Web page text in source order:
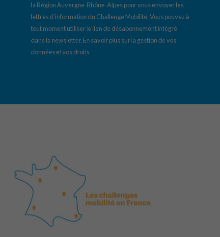
la Région Auvergne-Rhône-Alpes pour vous envoyer les
lettres d’information du Challenge Mobilité. Vous pouvez à
tout moment utiliser le lien de désabonnement intégré
dans la newsletter. En savoir plus sur la gestion de vos
données et vos droits